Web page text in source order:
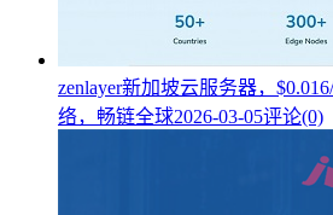
zenlayer新加坡云服务器，
络，畅链全球2026-03-05评论(0)